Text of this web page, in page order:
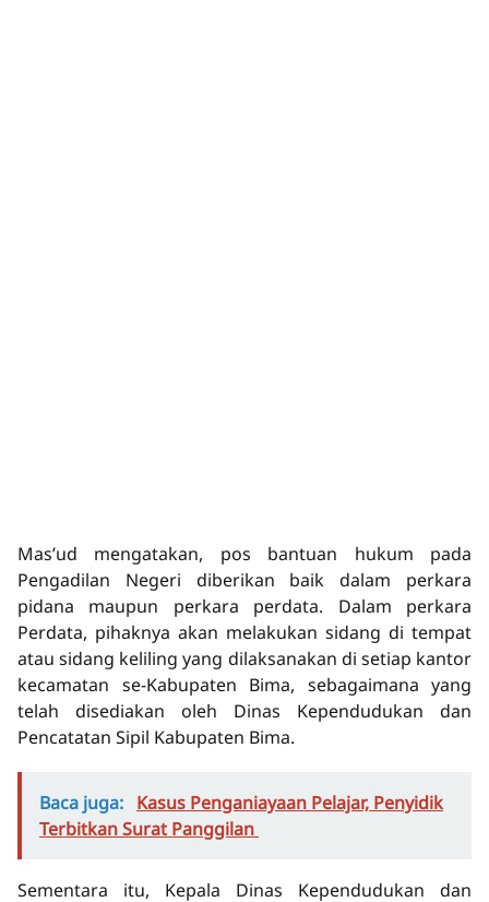
Mas’ud mengatakan, pos bantuan hukum pada
Pengadilan Negeri diberikan baik dalam perkara
pidana maupun perkara perdata. Dalam perkara
Perdata, pihaknya akan melakukan sidang di tempat
atau sidang keliling yang dilaksanakan di setiap kantor
kecamatan se-Kabupaten Bima, sebagaimana yang
telah disediakan oleh Dinas Kependudukan dan
Pencatatan Sipil Kabupaten Bima.
Baca juga: Kasus Penganiayaan Pelajar, Penyidik
Terbitkan Surat Panggilan
Sementara itu, Kepala Dinas Kependudukan dan